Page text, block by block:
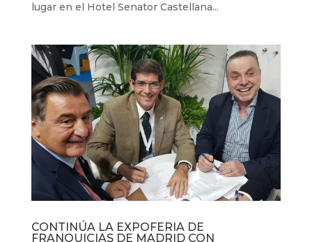
lugar en el Hotel Senator Castellana...
CONTINÚA LA EXPOFERIA DE
FRANQUICIAS DE MADRID CON